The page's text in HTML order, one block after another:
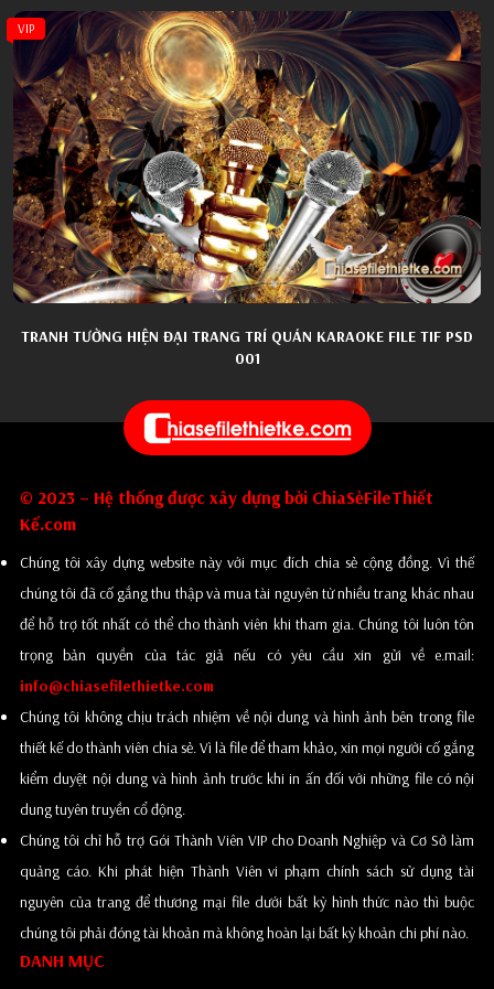
VIP
TRANH TƯỜNG HIỆN ĐẠI TRANG TRÍ QUÁN KARAOKE FILE TIF PSD
001
© 2023 – Hệ thống được xây dựng bởi ChiaSẻFileThiết
Kế.com
Chúng tôi xây dựng website này với mục đích chia sẻ cộng đồng. Vì thế
chúng tôi đã cố gắng thu thập và mua tài nguyên từ nhiều trang khác nhau
để hỗ trợ tốt nhất có thể cho thành viên khi tham gia. Chúng tôi luôn tôn
trọng bản quyền của tác giả nếu có yêu cầu xin gửi về e.mail:
info@chiasefilethietke.com
Chúng tôi không chịu trách nhiệm về nội dung và hình ảnh bên trong file
thiết kế do thành viên chia sẻ. Vì là file để tham khảo, xin mọi người cố gắng
kiểm duyệt nội dung và hình ảnh trước khi in ấn đối với những file có nội
dung tuyên truyền cổ động.
Chúng tôi chỉ hỗ trợ Gói Thành Viên VIP cho Doanh Nghiệp và Cơ Sở làm
quảng cáo. Khi phát hiện Thành Viên vi phạm chính sách sử dụng tài
nguyên của trang để thương mại file dưới bất kỳ hình thức nào thì buộc
chúng tôi phải đóng tài khoản mà không hoàn lại bất kỳ khoản chi phí nào.
DANH MỤC